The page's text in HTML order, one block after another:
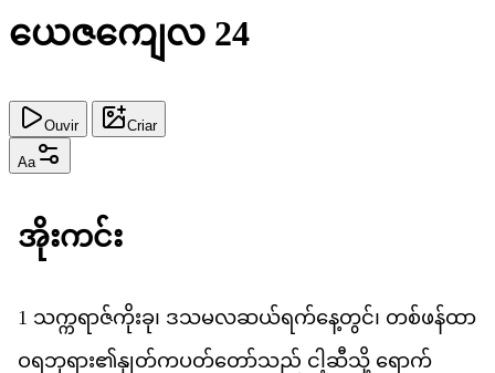
ယေဇကျေလ 24
Ouvir Criar
Aa
အကင
1 သကရဇကခု၊ ဒသမလဆယရကနတင်၊ တစဖနထ
ဝရဘရား၏​နတကပတတသည င ဆသ ရက